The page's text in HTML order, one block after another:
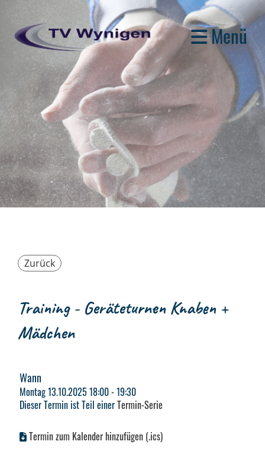
Menü
Zurück
Training - Geräteturnen Knaben +
Mädchen
Wann
Montag 13.10.2025 18:00 - 19:30
Dieser Termin ist Teil einerTermin-Serie
Termin zum Kalender hinzufügen (.ics)